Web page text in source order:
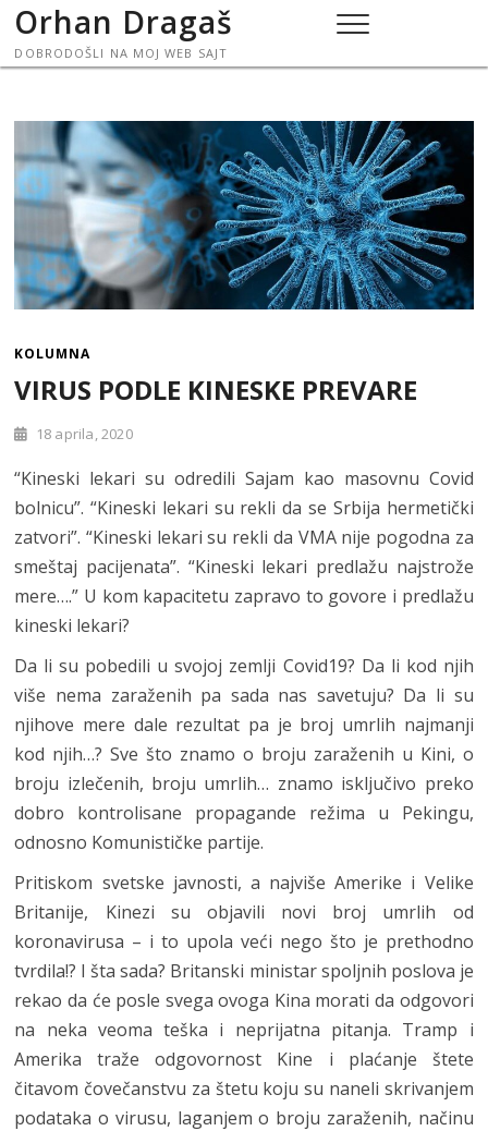
Skip
content
Orhan Dragaš
DOBRODOŠLI NA MOJ WEB SAJT
KOLUMNA
VIRUS PODLE KINESKE PREVARE
18 aprila, 2020
“Kineski lekari su odredili Sajam kao masovnu Covid
bolnicu”. “Kineski lekari su rekli da se Srbija hermetički
zatvori”. “Kineski lekari su rekli da VMA nije pogodna za
smeštaj pacijenata”. “Kineski lekari predlažu najstrože
mere….” U kom kapacitetu zapravo to govore i predlažu
kineski lekari?
Da li su pobedili u svojoj zemlji Covid19? Da li kod njih
više nema zaraženih pa sada nas savetuju? Da li su
njihove mere dale rezultat pa je broj umrlih najmanji
kod njih…? Sve što znamo o broju zaraženih u Kini, o
broju izlečenih, broju umrlih… znamo isključivo preko
dobro kontrolisane propagande režima u Pekingu,
odnosno Komunističke partije.
Pritiskom svetske javnosti, a najviše Amerike i Velike
Britanije, Kinezi su objavili novi broj umrlih od
koronavirusa – i to upola veći nego što je prethodno
tvrdila!? I šta sada? Britanski ministar spoljnih poslova je
rekao da će posle svega ovoga Kina morati da odgovori
na neka veoma teška i neprijatna pitanja. Tramp i
Amerika traže odgovornost Kine i plaćanje štete
čitavom čovečanstvu za štetu koju su naneli skrivanjem
podataka o virusu, laganjem o broju zaraženih, načinu